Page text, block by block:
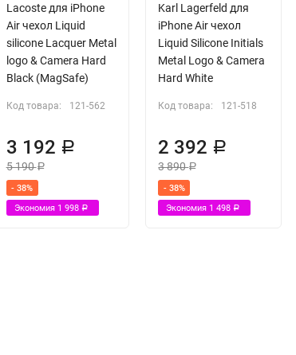
Lacoste для iPhone
Air чехол Liquid
silicone Lacquer Metal
logo & Camera Hard
Black (MagSafe)
Код товара: 121-562
3 192 Р
5 190Р
- 38%
Экономия 1 998 Р
Karl Lagerfeld для
iPhone Air чехол
Liquid Silicone Initials
Metal Logo & Camera
Hard White
Код товара: 121-518
2 392 Р
3 890Р
- 38%
Экономия 1 498Р